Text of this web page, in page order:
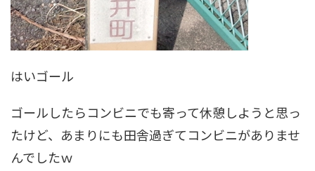
はいゴール
ゴールしたらコンビニでも寄って休憩しようと思っ
たけど、あまりにも田舎過ぎてコンビニがありませ
んでしたｗ